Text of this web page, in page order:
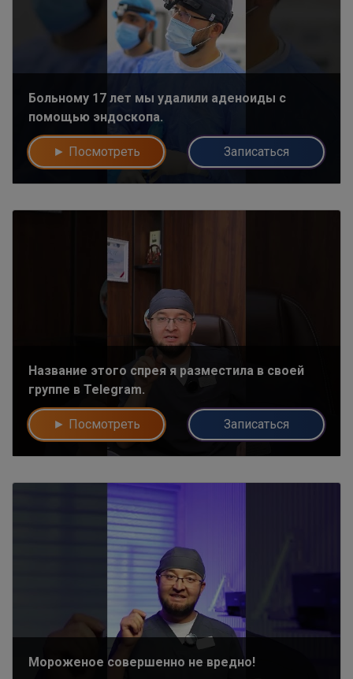
Больному 17 лет мы удалили аденоиды с
помощью эндоскопа.
► Посмотреть Записаться
Название этого спрея я разместила в своей
группе в Telegram.
► Посмотреть Записаться
Мороженое совершенно не вредно!